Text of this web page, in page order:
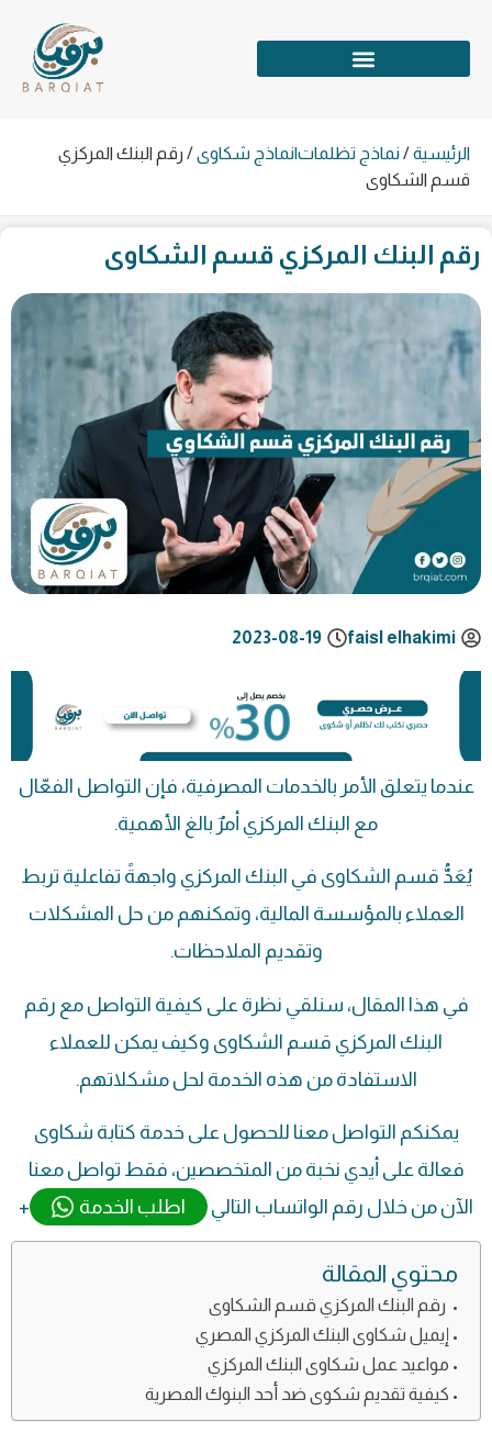
الرئيسية/نماذج تظلمات|نماذج شكاوى/ رقم البنك المركزي
قسم الشكاوى
رقم البنك المركزي قسم الشكاوى
faisl elhakimi
2023-08-19
عندما يتعلق الأمر بالخدمات المصرفية، فإن التواصل الفعّال
مع البنك المركزي أمرٌ بالغ الأهمية.
يُعَدُّ قسم الشكاوى في البنك المركزي واجهةً تفاعلية تربط
العملاء بالمؤسسة المالية، وتمكنهم من حل المشكلات
وتقديم الملاحظات.
في هذا المقال، سنلقي نظرة على كيفية التواصل مع رقم
البنك المركزي قسم الشكاوى وكيف يمكن للعملاء
الاستفادة من هذه الخدمة لحل مشكلاتهم.
يمكنكم التواصل معنا للحصول على خدمة كتابة شكاوى
فعالة على أيدي نخبة من المتخصصين، فقط تواصل معنا
الآن من خلال رقم الواتساب التالي
اطلب الخدمة +
محتوي المقالة
رقم البنك المركزي قسم الشكاوى
إيميل شكاوى البنك المركزي المصري
مواعيد عمل شكاوى البنك المركزي
كيفية تقديم شكوى ضد أحد البنوك المصرية